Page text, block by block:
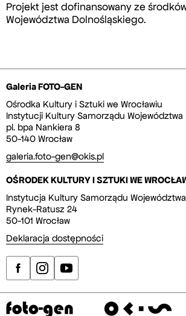
Projekt jest dofinansowany ze
Województwa Dolnośląskiego.
Galeria FOTO-GEN
Ośrodka Kultury i Sztuki we Wrocławiu
Instytucji Kultury Samorządu
pl. bpa Nankiera 8
50-140 Wrocław
galeria.foto-gen@okis.pl
OŚRODEK KULTURY I SZTUKI WE
Instytucja Kultury Samorządu
Rynek-Ratusz 24
50-101 Wrocław
Deklaracja dostępności